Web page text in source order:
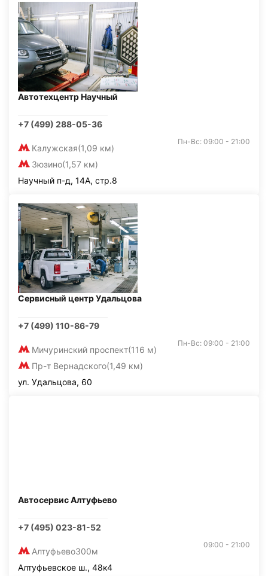
Автотехцентр Научный
+7 (499) 288-05-36
Калужская(1,09 км)
Зюзино(1,57 км)
Пн-Вс: 09:00 - 21:00
Научный п-д, 14А, стр.8
Сервисный центр Удальцова
+7 (499) 110-86-79
Мичуринский проспект(116 м)
Пр-т Вернадского(1,49 км)
Пн-Вс: 09:00 - 21:00
ул. Удальцова, 60
Автосервис Алтуфьево
+7 (495) 023-81-52
Алтуфьево300м
09:00 - 21:00
Алтуфьевское ш., 48к4